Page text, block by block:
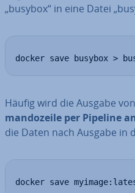
„busybox“ in eine Datei
docker save busybox >
Häufig wird die Ausgabe
man­do­zei­le per Pipeline
die Daten nach Ausgabe
docker save